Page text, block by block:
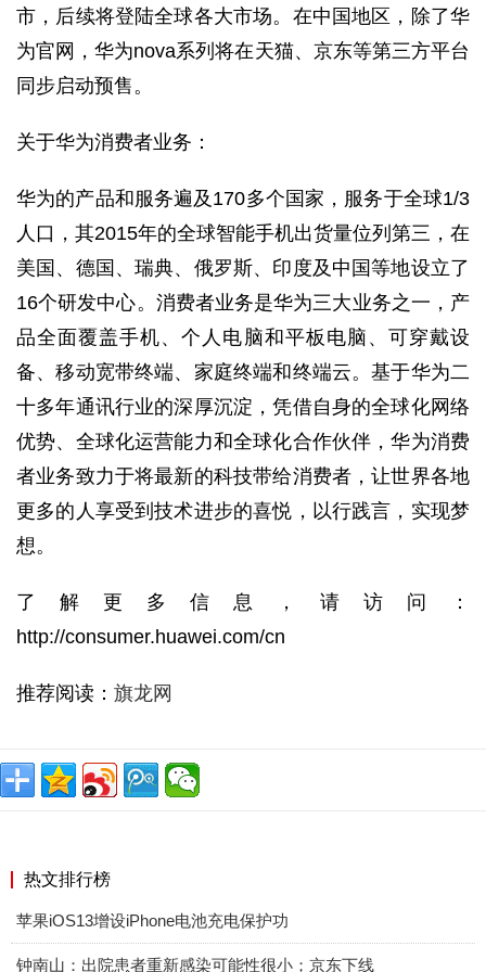
市，后续将登陆全球各大市场。在中国地区，除了华
为官网，华为nova系列将在天猫、京东等第三方平台
同步启动预售。
关于华为消费者业务：
华为的产品和服务遍及170多个国家，服务于全球1/3
人口，其2015年的全球智能手机出货量位列第三，在
美国、德国、瑞典、俄罗斯、印度及中国等地设立了
16个研发中心。消费者业务是华为三大业务之一，产
品全面覆盖手机、个人电脑和平板电脑、可穿戴设
备、移动宽带终端、家庭终端和终端云。基于华为二
十多年通讯行业的深厚沉淀，凭借自身的全球化网络
优势、全球化运营能力和全球化合作伙伴，华为消费
者业务致力于将最新的科技带给消费者，让世界各地
更多的人享受到技术进步的喜悦，以行践言，实现梦
想。
了解更多信息，请访问：
http://consumer.huawei.com/cn
推荐阅读： 旗龙网
热文排行榜
苹果iOS13增设iPhone电池充电保护功
钟南山：出院患者重新感染可能性很小；京东下线